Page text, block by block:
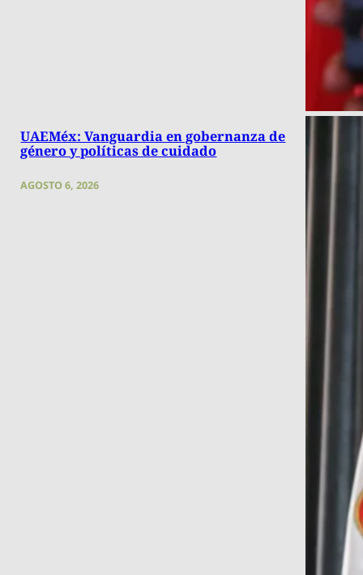
UAEMéx: Vanguardia en gobernanza de
género y políticas de cuidado
AGOSTO 6, 2026